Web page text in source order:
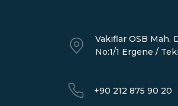
Vakıflar OSB Mah.
No:1/1 Ergene /
+90 212 875 90 20